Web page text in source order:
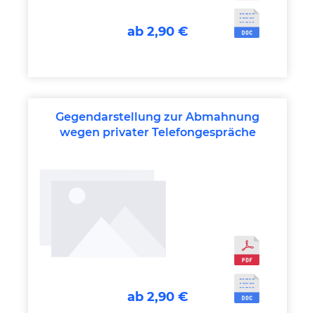
ab 2,90 €
Gegendarstellung zur Abmahnung
wegen privater Telefongespräche
ab 2,90 €